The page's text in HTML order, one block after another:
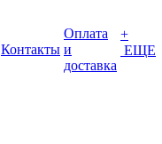
Контакты
Оплата
и
доставка
+
ЕЩЕ